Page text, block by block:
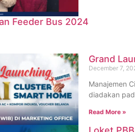
Feeder Bus 2024
Grand
December 7,
Manajemen
diadakan
Read More »